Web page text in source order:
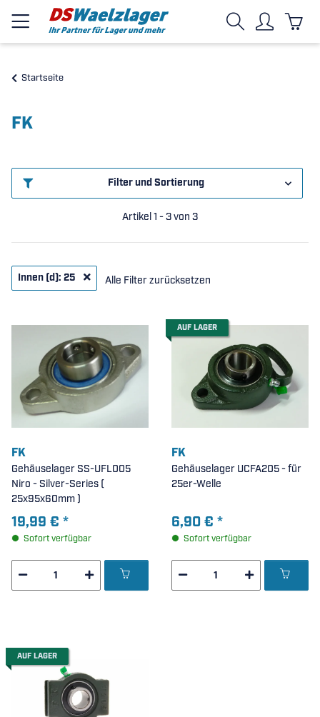
Startseite
FK
Filter und Sortierung
Artikel 1 - 3 von 3
Innen (d): 25 Alle Filter zurücksetzen
FK
Gehäuselager SS-UFL005
Niro - Silver-Series (
25x95x60mm )
19,99 € *
Sofort verfügbar
AUF LAGER
FK
Gehäuselager UCFA205 - für
25er-Welle
6,90 € *
Sofort verfügbar
AUF LAGER